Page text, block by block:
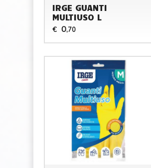
IRGE GUANTI
MULTIUSO L
€ 0,70